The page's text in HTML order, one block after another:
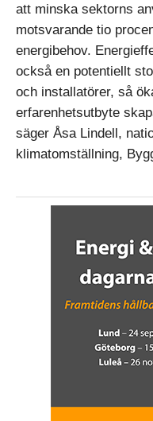
att minska sektorns
motsvarande tio
energibehov.
också en potentiellt
och installatörer, så
erfarenhetsutbyte
säger Åsa Lindell,
klimatomställning,